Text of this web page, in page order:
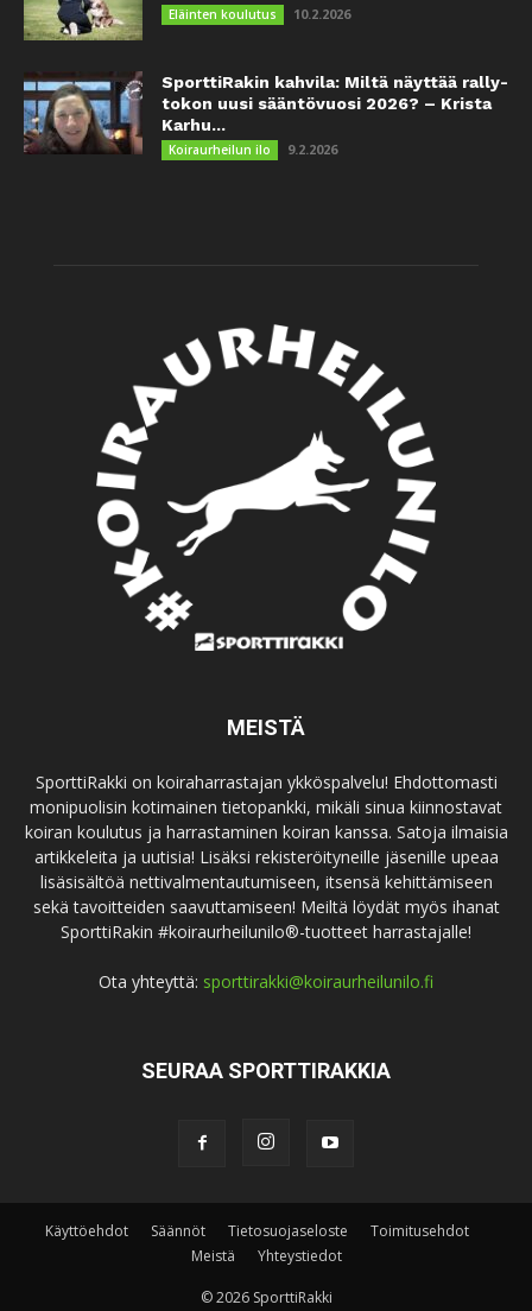
Eläinten koulutus 10.2.2026
SporttiRakin kahvila: Miltä näyttää rally-
tokon uusi sääntövuosi 2026? – Krista
Karhu...
Koiraurheilun ilo 9.2.2026
MEISTÄ
SporttiRakki on koiraharrastajan ykköspalvelu! Ehdottomasti
monipuolisin kotimainen tietopankki, mikäli sinua kiinnostavat
koiran koulutus ja harrastaminen koiran kanssa. Satoja ilmaisia
artikkeleita ja uutisia! Lisäksi rekisteröityneille jäsenille upeaa
lisäsisältöä nettivalmentautumiseen, itsensä kehittämiseen
sekä tavoitteiden saavuttamiseen! Meiltä löydät myös ihanat
SporttiRakin #koiraurheilunilo®-tuotteet harrastajalle!
Ota yhteyttä: sporttirakki@koiraurheilunilo.fi
SEURAA SPORTTIRAKKIA
Käyttöehdot Säännöt Tietosuojaseloste
Toimitusehdot
Meistä
Yhteystiedot
© 2026 SporttiRakki